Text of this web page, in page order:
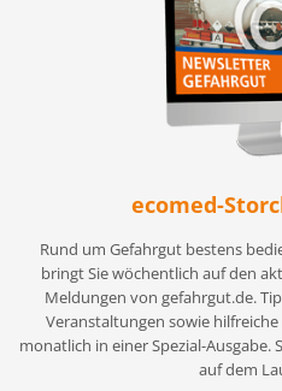
ecomed-
Rund um Gefahrgut bestens
bringt Sie wöchentlich auf den
Meldungen von gefahrgut.de.
Veranstaltungen sowie
monatlich in einer Spezial-Ausgabe.
auf dem